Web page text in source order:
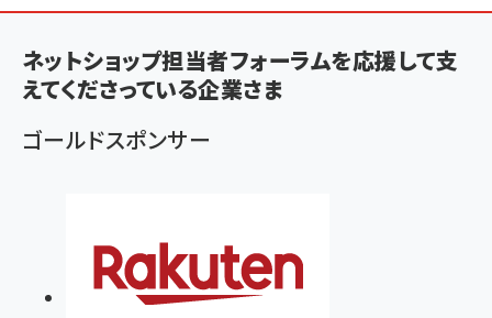
く
ず
ネットショップ担当者フォーラムを応援して支
えてくださっている企業さま
ゴールドスポンサー